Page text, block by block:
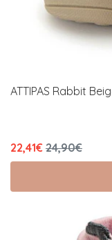
ATTIPAS Rabbit
22,41€ 24,90€